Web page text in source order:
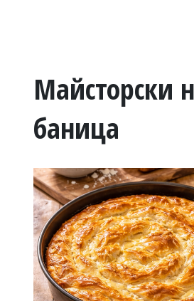
ВОЙНАТА
УКРАЙНА
РАЗСЛЕДВАНЕ
БИЗНЕС
Управители:
Веселин
Василев,
Майсторски
баница